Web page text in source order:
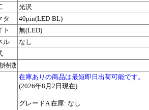
光沢
タ
40pin(LED-BL)
ト
無(LED)
ル
なし
特徴
在庫ありの商品は最短即日出荷可能です。
(2026年8月2日現在)
グレードA 在庫: なし